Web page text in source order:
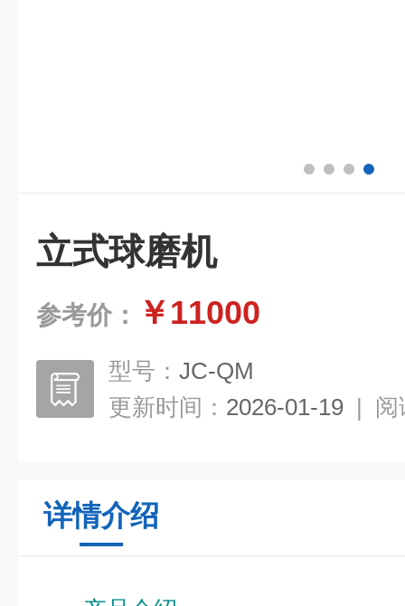
立式球磨机
参考价： ￥11000
型号： JC-QM
更新时间： 2026-01-19 | 阅
详情介绍